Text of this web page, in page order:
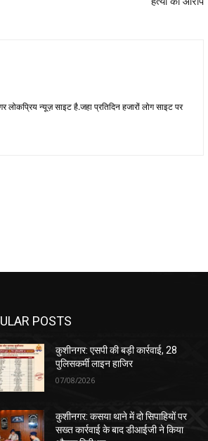
न्यूज़ साइट है.जहा प्रतिदिन हजारों लोग साइट पर
POSTS
कुशीनगर: एसपी की बड़ी कार्रवाई, 28
पुलिसकर्मी लाइन हाजिर
07/08/2026
कुशीनगर: कसया थाने में दो सिपाहियों पर
सख्त कार्रवाई के बाद डीआईजी ने किया